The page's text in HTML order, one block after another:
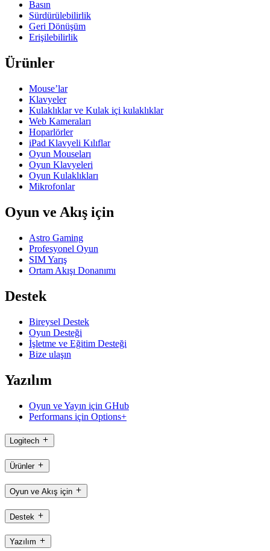
Basın
Sürdürülebilirlik
Geri Dönüşüm
Erişilebilirlik
Ürünler
Mouse’lar
Klavyeler
Kulaklıklar ve Kulak içi kulaklıklar
Web Kameraları
Hoparlörler
iPad Klavyeli Kılıflar
Oyun Mouseları
Oyun Klavyeleri
Oyun Kulaklıkları
Mikrofonlar
Oyun ve Akış için
Astro Gaming
Profesyonel Oyun
SIM Yarış
Ortam Akışı Donanımı
Destek
Bireysel Destek
Oyun Desteği
İşletme ve Eğitim Desteği
Bize ulaşın
Yazılım
Oyun ve Yayın için GHub
Performans için Options+
Logitech
Ürünler
Oyun ve Akış için
Destek
Yazılım